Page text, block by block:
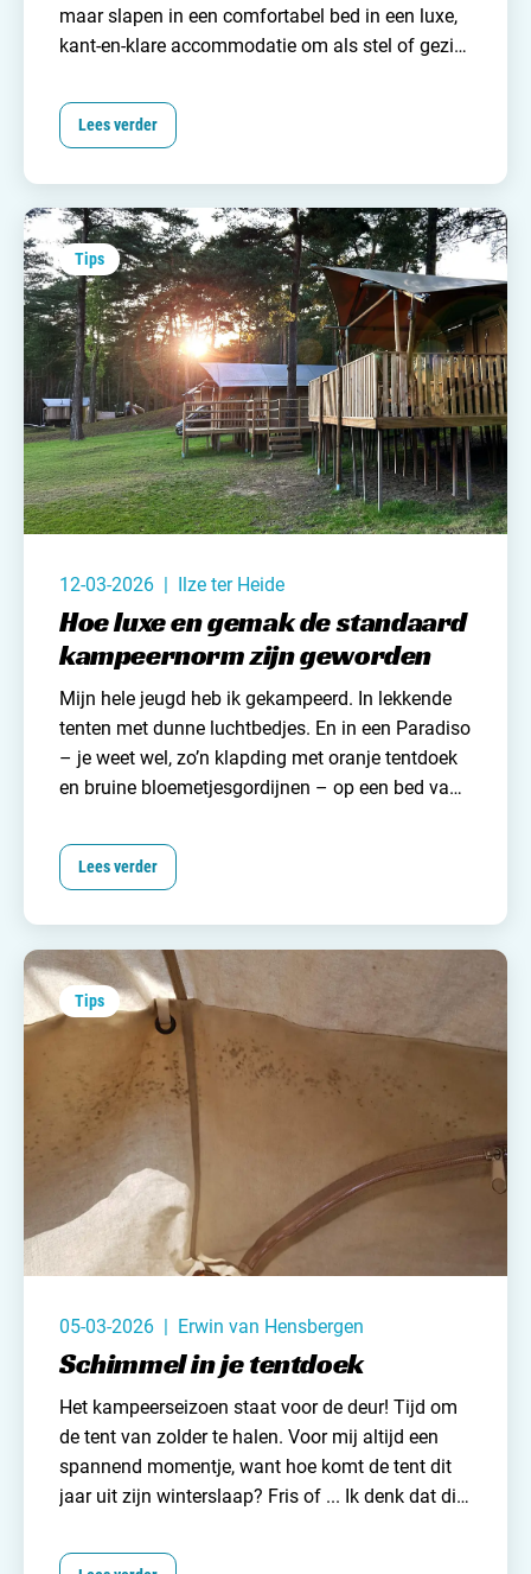
maar slapen in een comfortabel bed in een luxe,
kant-en-klare accommodatie om als stel of gezin
Glamping ook veel gemak. Na je lange reis naar
Frankrijk staat bij aankomst alles voor je klaar.
worden is.
Lees verder
Tips
12-03-2026 | Ilze ter Heide
Hoe luxe en gemak de standaard
kampeernorm zijn geworden
Mijn hele jeugd heb ik gekampeerd. In lekkende
tenten met dunne luchtbedjes. En in een Paradiso
– je weet wel, zo’n klapding met oranje tentdoek
en bruine bloemetjesgordijnen – op een bed van
doorheen voelde. Pas jaren later kochten mijn
ouders een eerste caravannetje. Met soortgelijke
zich met warmte. Want die ongemakkelijke
kampeermiddelen en krakkemikkige bedden
boeiden niemand. In die vakanties ging het om
eenvoud. Buiten zijn en samen zijn. Maar tijden
veranderen: luxe en gemak zijn nu de norm.
Lees verder
Tips
05-03-2026 | Erwin van Hensbergen
Schimmel in je tentdoek
Het kampeerseizoen staat voor de deur! Tijd om
de tent van zolder te halen. Voor mij altijd een
spannend momentje, want hoe komt de tent dit
jaar uit zijn winterslaap? Fris of ... Ik denk dat dit
wanneer je al eens eerder schimmel in je tent